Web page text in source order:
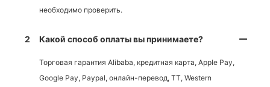
необходимо проверить.
2 Какой способ оплаты вы принимаете?
Торговая гарантия Alibaba, кредитная карта, Apple Pay,
Google Pay, Paypal, онлайн-перевод, TT, Western